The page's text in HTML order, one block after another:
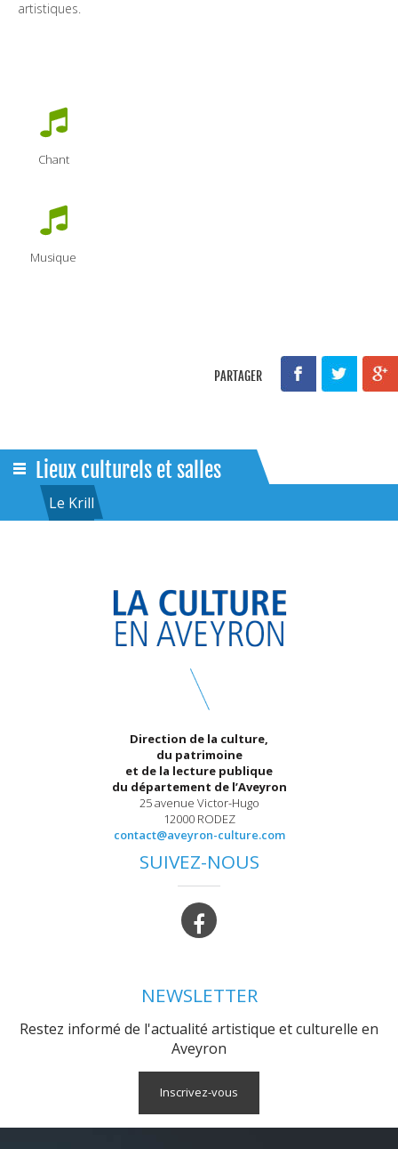
Chant
Musique
PARTAGER
Lieux culturels et salles
Le Krill
Direction de la culture,
du patrimoine
et de la lecture publique
du département de l’Aveyron
25 avenue Victor-Hugo
12000 RODEZ
contact@aveyron-culture.com
SUIVEZ-NOUS
NEWSLETTER
Restez informé de l'actualité artistique et culturelle en
Aveyron
Inscrivez-vous